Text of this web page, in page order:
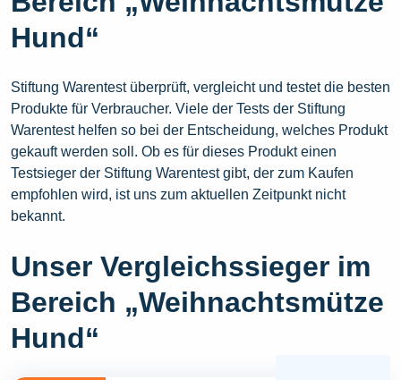
Hund“
Stiftung Warentest überprüft, vergleicht und testet die besten
Produkte für Verbraucher. Viele der Tests der Stiftung
Warentest helfen so bei der Entscheidung, welches Produkt
gekauft werden soll. Ob es für dieses Produkt einen
Testsieger der Stiftung Warentest gibt, der zum Kaufen
empfohlen wird, ist uns zum aktuellen Zeitpunkt nicht
bekannt.
Unser Vergleichssieger im
Bereich „Weihnachtsmütze
Hund“